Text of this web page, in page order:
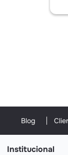
Blog
Institucional